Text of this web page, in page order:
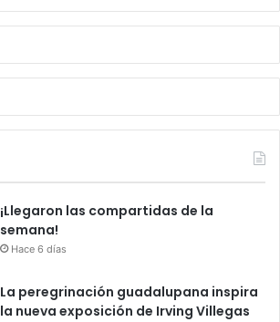
¡Llegaron las compartidas de la
semana!
Hace 6 días
La peregrinación guadalupana inspira
la nueva exposición de Irving Villegas